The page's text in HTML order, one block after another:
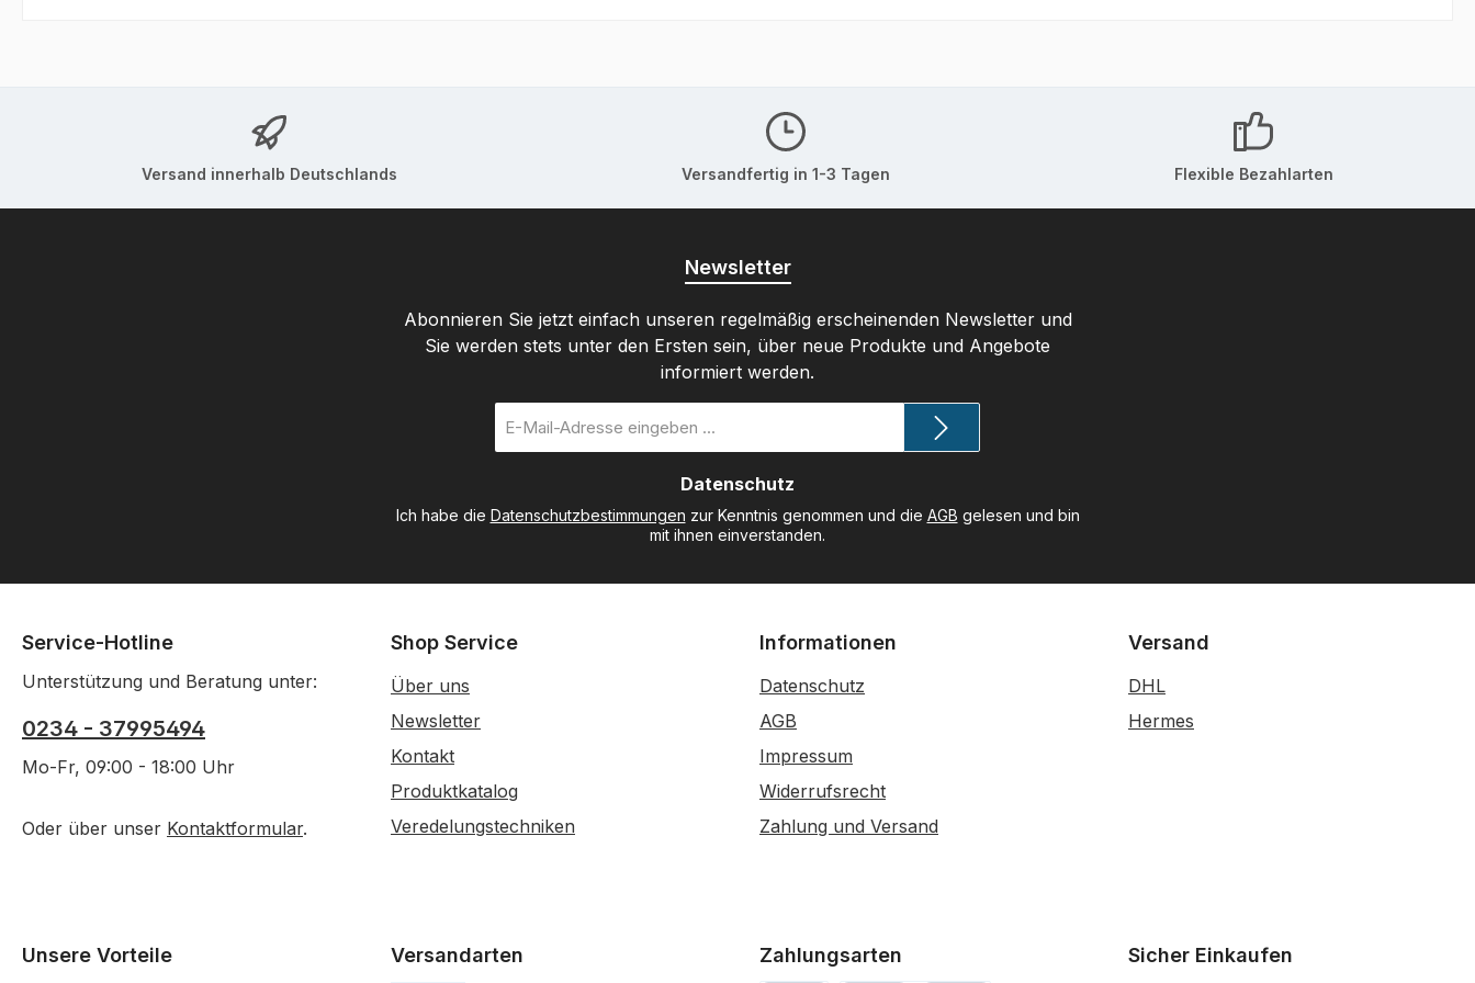
Versand innerhalb Deutschlands Versandfertig in 1-3 Tagen Flexible Bezahlarten
Newsletter
Abonnieren Sie jetzt einfach unseren regelmäßig erscheinenden Newsletter und
Sie werden stets unter den Ersten sein, über neue Produkte und Angebote
informiert werden.
Mail-
Datenschutz
Ich habe die Datenschutzbestimmungen zur Kenntnis genommen und die AGB gelesen und bin
mit ihnen einverstanden.
Service-Hotline
Unterstützung und Beratung unter:
0234 - 37995494
Mo-Fr, 09:00 - 18:00 Uhr
Oder über unser Kontaktformular.
Shop Service
Über uns
Newsletter
Kontakt
Produktkatalog
Veredelungstechniken
Informationen
Datenschutz
AGB
Impressum
Widerrufsrecht
Zahlung und Versand
Versand
DHL
Hermes
Unsere Vorteile Versandarten Zahlungsarten Sicher Einkaufen